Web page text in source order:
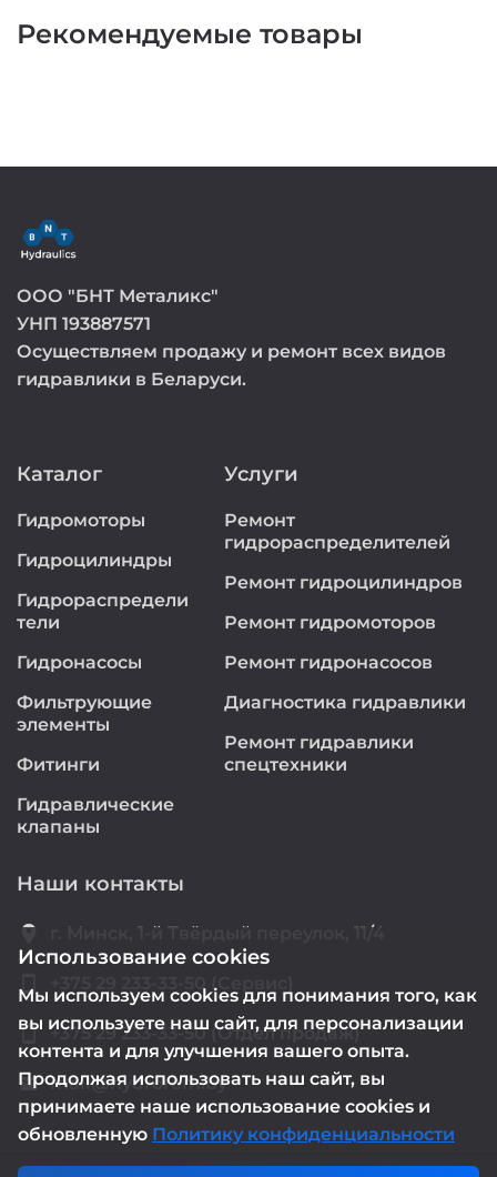
Рекомендуемые товары
ООО "БНТ Металикс"
УНП 193887571
Осуществляем продажу и ремонт всех видов
гидравлики в Беларуси.
Каталог
Гидромоторы
Гидроцилиндры
Гидрораспредели
тели
Гидронасосы
Фильтрующие
элементы
Фитинги
Гидравлические
клапаны
Услуги
Ремонт
гидрораспределителей
Ремонт гидроцилиндров
Ремонт гидромоторов
Ремонт гидронасосов
Диагностика гидравлики
Ремонт гидравлики
спецтехники
Наши контакты
location_on г. Минск, 1-й Твёрдый переулок, 11/4
smartphone +375 29 233-33-50 (Сервис)
smartphone +375 29 233-33-50 (Отдел продаж)
email mail@hydrorem.by
Использование cookies
Мы используем cookies для понимания того, как
вы используете наш сайт, для персонализации
контента и для улучшения вашего опыта.
Продолжая использовать наш сайт, вы
принимаете наше использование cookies и
обновленную Политику конфиденциальности